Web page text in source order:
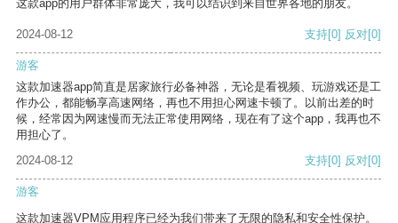
这款app的用户群体非常庞大，我可以结识到来自世界各地的朋友。
2024-08-12 支持[0] 反对[0]
游客
这款加速器app简直是居家旅行必备神器，无论是看视频、玩游戏还是工
作办公，都能畅享高速网络，再也不用担心网速卡顿了。以前出差的时
候，经常因为网速慢而无法正常使用网络，现在有了这个app，我再也不
用担心了。
2024-08-12
支持[0] 反对[0]
游客
这款加速器VPM应用程序已经为我们带来了无限的隐私和安全性保护。